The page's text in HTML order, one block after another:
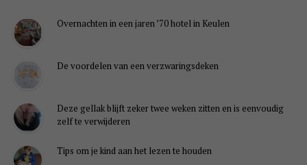
Overnachten in een jaren ’70 hotel in Keulen
De voordelen van een verzwaringsdeken
Deze gellak blijft zeker twee weken zitten en is eenvoudig
zelf te verwijderen
Tips om je kind aan het lezen te houden